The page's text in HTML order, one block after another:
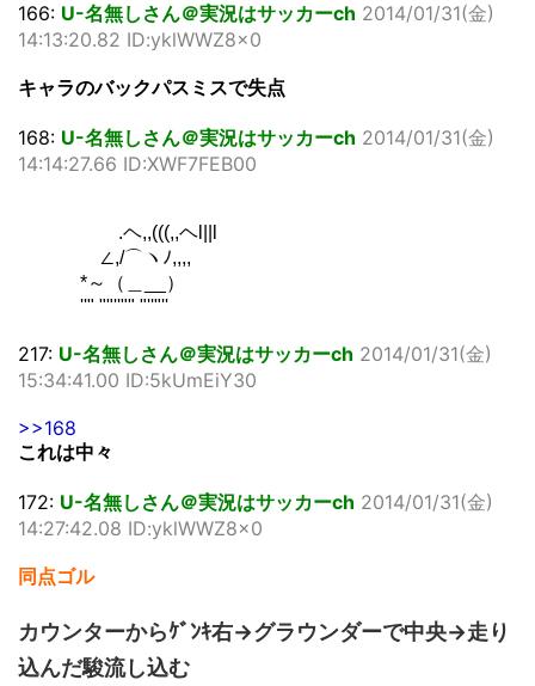
166: U-名無しさん＠実況はサッカーch 2014/01/31(金)
14:13:20.82 ID:yklWWZ8x0
キャラのバックパスミスで失点
168: U-名無しさん＠実況はサッカーch 2014/01/31(金)
14:14:27.66 ID:XWF7FEB00
.ヘ,,(((,,ヘl||l
∠,/⌒ヽﾉ,,,,ゝ
*～（＿__）
''" ""''"" "''"''
217: U-名無しさん＠実況はサッカーch 2014/01/31(金)
15:34:41.00 ID:5kUmEiY30
>>168
これは中々
172: U-名無しさん＠実況はサッカーch 2014/01/31(金)
14:27:42.08 ID:yklWWZ8x0
同点ゴル
カウンターからｹﾞﾝｷ右→グラウンダーで中央→走り
込んだ駿流し込む